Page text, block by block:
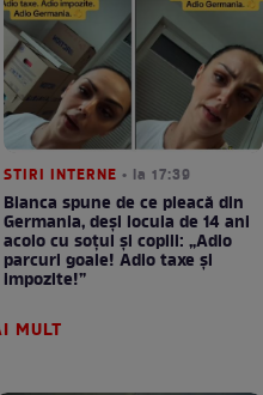
STIRI INTERNE • la 17:39
Bianca spune de ce pleacă din
Germania, deși locuia de 14 ani
acolo cu soțul și copiii: „Adio
parcuri goale! Adio taxe și
impozite!”
MULT